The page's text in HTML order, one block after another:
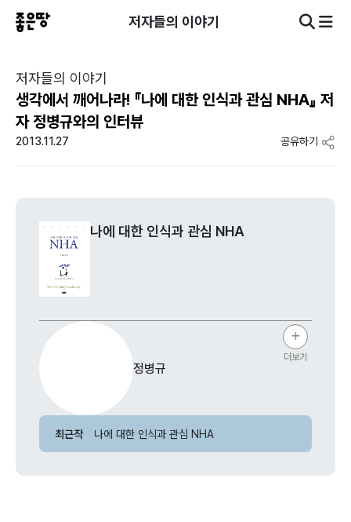
저자들의 이야기
저자들의 이야기
생각에서 깨어나라! 『나에 대한 인식과 관심 NHA』 저
자 정병규와의 인터뷰
2013.11.27 공유하기
나에 대한 인식과 관심 NHA
정병규
더보기
최근작 나에 대한 인식과 관심 NHA